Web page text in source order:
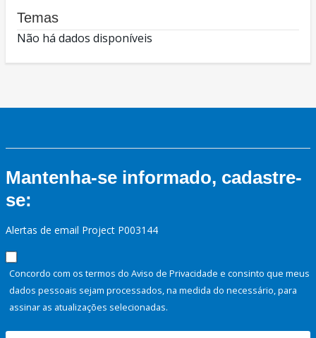
Temas
Não há dados disponíveis
Mantenha-se informado, cadastre-
se:
Alertas de email Project P003144
Concordo com os termos do Aviso de Privacidade e consinto que meus
dados pessoais sejam processados, na medida do necessário, para
assinar as atualizações selecionadas.